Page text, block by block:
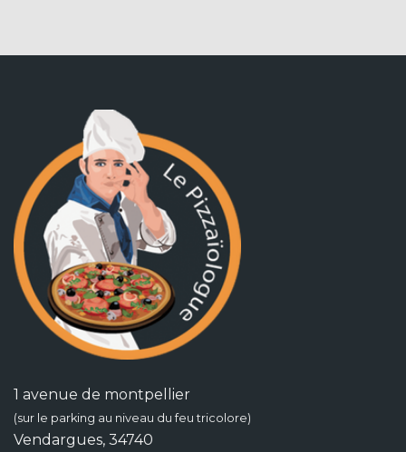
1 avenue de montpellier
(sur le parking au niveau du feu tricolore)
Vendargues, 34740